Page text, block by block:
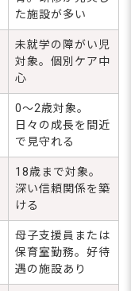
た施設が多い
未就学の障がい児
対象。個別ケア中
心
0～2歳対象。
日々の成長を間近
で見守れる
18歳まで対象。
深い信頼関係を築
ける
母子支援員または
保育室勤務。好待
遇の施設あり